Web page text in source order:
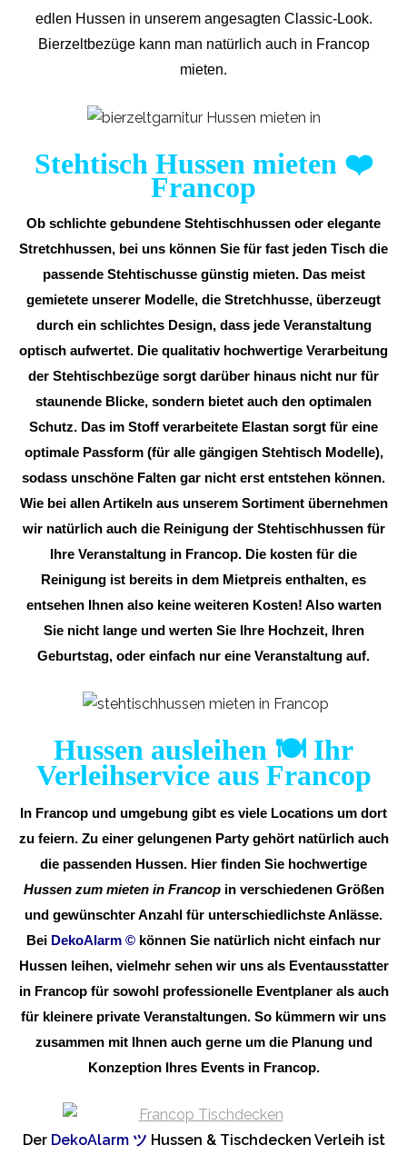
edlen Hussen in unserem angesagten Classic-Look.
Bierzeltbezüge kann man natürlich auch in Francop
mieten.
Stehtisch Hussen mieten ❤️
Francop
Ob schlichte gebundene Stehtischhussen oder elegante
Stretchhussen, bei uns können Sie für fast jeden Tisch die
passende Stehtischusse günstig mieten. Das meist
gemietete unserer Modelle, die Stretchhusse, überzeugt
durch ein schlichtes Design, dass jede Veranstaltung
optisch aufwertet. Die qualitativ hochwertige Verarbeitung
der Stehtischbezüge sorgt darüber hinaus nicht nur für
staunende Blicke, sondern bietet auch den optimalen
Schutz. Das im Stoff verarbeitete Elastan sorgt für eine
optimale Passform (für alle gängigen Stehtisch Modelle),
sodass unschöne Falten gar nicht erst entstehen können.
Wie bei allen Artikeln aus unserem Sortiment übernehmen
wir natürlich auch die Reinigung der Stehtischhussen für
Ihre Veranstaltung in Francop. Die kosten für die
Reinigung ist bereits in dem Mietpreis enthalten, es
entsehen Ihnen also keine weiteren Kosten! Also warten
Sie nicht lange und werten Sie Ihre Hochzeit, Ihren
Geburtstag, oder einfach nur eine Veranstaltung auf.
Hussen ausleihen 🍽️ Ihr
Verleihservice aus Francop
In Francop und umgebung gibt es viele Locations um dort
zu feiern. Zu einer gelungenen Party gehört natürlich auch
die passenden Hussen. Hier finden Sie hochwertige
Hussen zum mieten in Francopin verschiedenen Größen
und gewünschter Anzahl für unterschiedlichste Anlässe.
Bei DekoAlarm © können Sie natürlich nicht einfach nur
Hussen leihen, vielmehr sehen wir uns als Eventausstatter
in Francop für sowohl professionelle Eventplaner als auch
für kleinere private Veranstaltungen. So kümmern wir uns
zusammen mit Ihnen auch gerne um die Planung und
Konzeption Ihres Events in Francop.
Der DekoAlarm ツ Hussen & Tischdecken Verleih ist